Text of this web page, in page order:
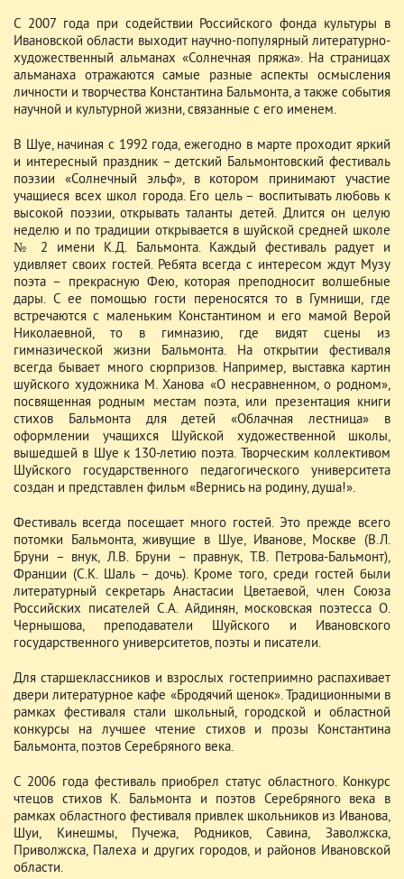
С 2007 года при содействии Российского фонда культуры в
Ивановской области выходит научно-популярный литературно-
художественный альманах «Солнечная пряжа». На страницах
альманаха отражаются самые разные аспекты осмысления
личности и творчества Константина Бальмонта, а также события
научной и культурной жизни, связанные с его именем.
В Шуе, начиная с 1992 года, ежегодно в марте проходит яркий
и интересный праздник – детский Бальмонтовский фестиваль
поэзии «Солнечный эльф», в котором принимают участие
учащиеся всех школ города. Его цель – воспитывать любовь к
высокой поэзии, открывать таланты детей. Длится он целую
неделю и по традиции открывается в шуйской средней школе
№ 2 имени К.Д. Бальмонта. Каждый фестиваль радует и
удивляет своих гостей. Ребята всегда с интересом ждут Музу
поэта – прекрасную Фею, которая преподносит волшебные
дары. С ее помощью гости переносятся то в Гумнищи, где
встречаются с маленьким Константином и его мамой Верой
Николаевной, то в гимназию, где видят сцены из
гимназической жизни Бальмонта. На открытии фестиваля
всегда бывает много сюрпризов. Например, выставка картин
шуйского художника М. Ханова «О несравненном, о родном»,
посвященная родным местам поэта, или презентация книги
стихов Бальмонта для детей «Облачная лестница» в
оформлении учащихся Шуйской художественной школы,
вышедшей в Шуе к 130-летию поэта. Творческим коллективом
Шуйского государственного педагогического университета
создан и представлен фильм «Вернись на родину, душа!».
Фестиваль всегда посещает много гостей. Это прежде всего
потомки Бальмонта, живущие в Шуе, Иванове, Москве (В.Л.
Бруни – внук, Л.В. Бруни – правнук, Т.В. Петрова-Бальмонт),
Франции (С.К. Шаль – дочь). Кроме того, среди гостей были
литературный секретарь Анастасии Цветаевой, член Союза
Российских писателей С.А. Айдинян, московская поэтесса О.
Чернышова, преподаватели Шуйского и Ивановского
государственного университетов, поэты и писатели.
Для старшеклассников и взрослых гостеприимно распахивает
двери литературное кафе «Бродячий щенок». Традиционными в
рамках фестиваля стали школьный, городской и областной
конкурсы на лучшее чтение стихов и прозы Константина
Бальмонта, поэтов Серебряного века.
С 2006 года фестиваль приобрел статус областного. Конкурс
чтецов стихов К. Бальмонта и поэтов Серебряного века в
рамках областного фестиваля привлек школьников из Иванова,
Шуи, Кинешмы, Пучежа, Родников, Савина, Заволжска,
Приволжска, Палеха и других городов, и районов Ивановской
области.